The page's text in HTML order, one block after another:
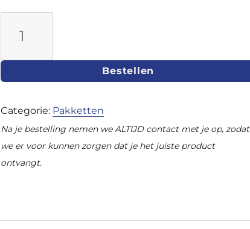
Power
Pack
stage
Impreza
WRX
Bestellen
Categorie: Pakketten
Na je bestelling nemen we ALTIJD contact met je op, zodat
we er voor kunnen zorgen dat je het juiste product
ontvangt.